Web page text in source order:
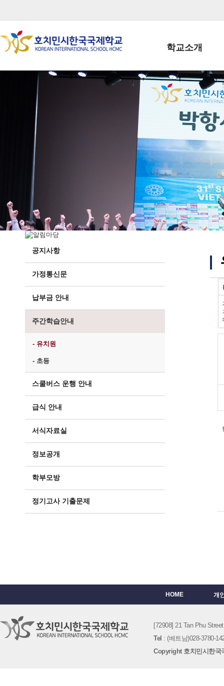
학교소개
학교장인사말
학생회장인사말
학교상징
학교 CI
교직원현황
학생현황
위치/전화
전경사진
공지사항
가정통신문
납부금 안내
주간학습안내
- 유치원
- 초등
스쿨버스 운행 안내
급식 안내
서식자료실
정보공개
학부모방
정기고사 기출문제
HOME 개
[72908] 21 Tan Phu
Tel : (베트남)028-3780-
Copyright 호치민시한국